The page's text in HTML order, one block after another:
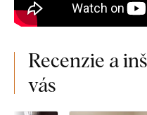
Recenzie a
vás